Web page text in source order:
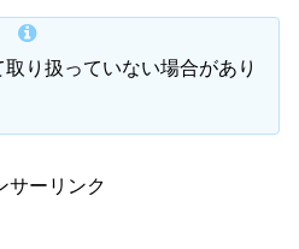
り扱っていない場合があり
サーリンク